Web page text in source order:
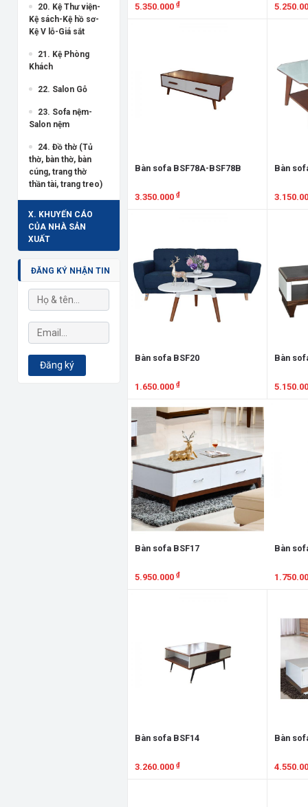
20. Kệ Thư viện-
Kệ sách-Kệ hồ sơ-
Kệ V lỗ-Giá sắt
21. Kệ Phòng
Khách
22. Salon Gỗ
23. Sofa nệm-
Salon nệm
24. Đồ thờ (Tủ
thờ, bàn thờ, bàn
cúng, trang thờ
thần tài, trang treo)
X. KHUYẾN CÁO
CỦA NHÀ SẢN
XUẤT
ĐĂNG KÝ NHẬN TIN
Đăng ký
5.350.000 ₫
Bàn sofa BSF78A-BSF78B
3.350.000 ₫
Bàn
Bàn sofa BSF20
1.650.000 ₫
Xem chi tiết
Bàn
Bàn sofa BSF17
5.950.000 ₫
Bàn
Bàn sofa BSF14
3.260.000 ₫
Bàn